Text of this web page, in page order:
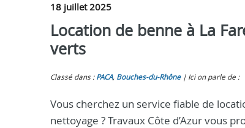
18 juillet 2025
Location de benne à La
verts
Classé dans : PACA, Bouches-du-Rhône Ici on parle de :
Vous cherchez un service fiable de
nettoyage ? Travaux Côte d’Azur vous